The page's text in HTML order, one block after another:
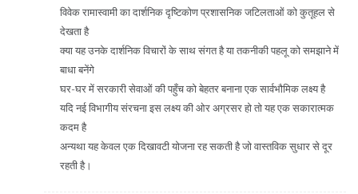
विवेक रामास्वामी का दार्शनिक दृष्टिकोण प्रशासनिक जटिलताओं को कुतूहल से
देखता है
क्या यह उनके दार्शनिक विचारों के साथ संगत है या तकनीकी पहलू को समझाने में
बाधा बनेंगे
घर-घर में सरकारी सेवाओं की पहुँच को बेहतर बनाना एक सार्वभौमिक लक्ष्य है
यदि नई विभागीय संरचना इस लक्ष्य की ओर अग्रसर हो तो यह एक सकारात्मक
कदम है
अन्यथा यह केवल एक दिखावटी योजना रह सकती है जो वास्तविक सुधार से दूर
रहती है।